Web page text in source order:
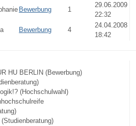
Bewerbung 1
29.06.2009
22:32
Bewerbung 4
24.04.2008
18:42
HU BERLIN (Bewerbung)
(Hochschulwahl)